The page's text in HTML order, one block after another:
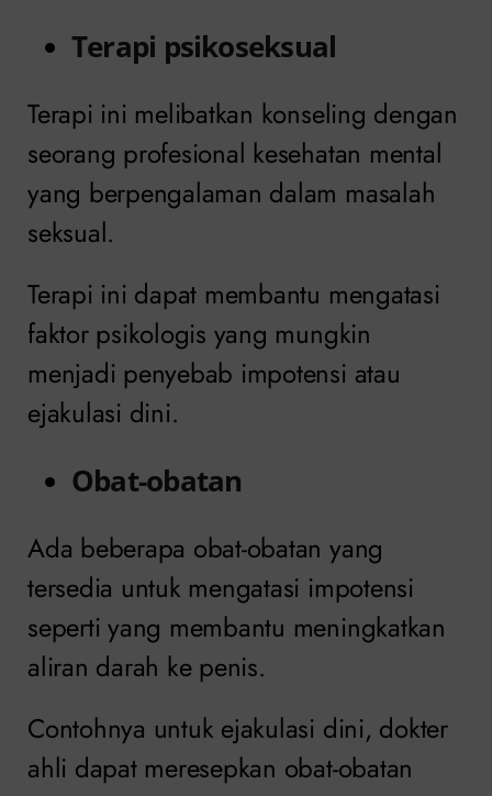
Terapi psikoseksual
Terapi ini melibatkan konseling dengan
seorang profesional kesehatan mental
yang berpengalaman dalam masalah
seksual.
Terapi ini dapat membantu mengatasi
faktor psikologis yang mungkin
menjadi penyebab impotensi atau
ejakulasi dini.
Obat-obatan
Ada beberapa obat-obatan yang
tersedia untuk mengatasi impotensi
seperti yang membantu meningkatkan
aliran darah ke penis.
Contohnya untuk ejakulasi dini, dokter
ahli dapat meresepkan obat-obatan